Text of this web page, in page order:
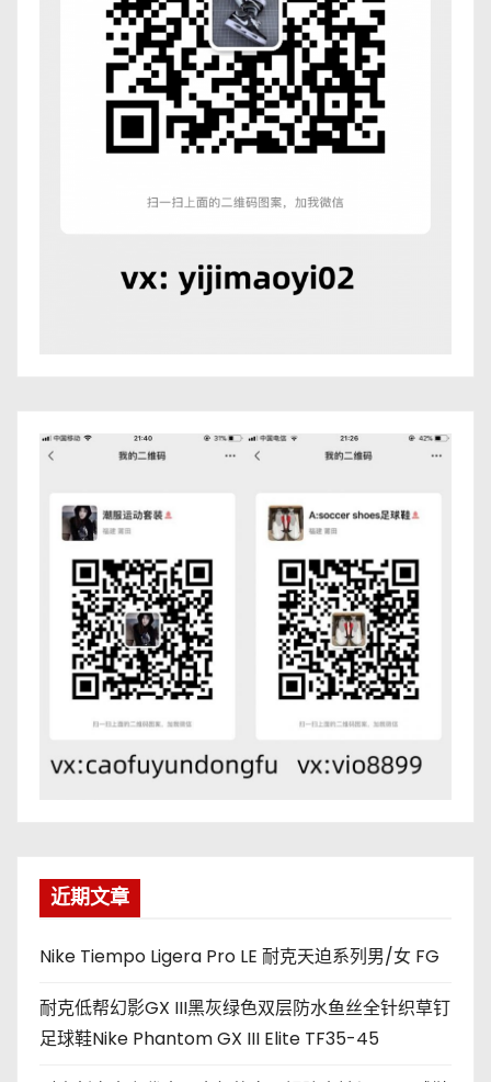
近期文章
Nike Tiempo Ligera Pro LE 耐克天迫系列男/女 FG
耐克低帮幻影GX III黑灰绿色双层防水鱼丝全针织草钉
足球鞋Nike Phantom GX III Elite TF35-45